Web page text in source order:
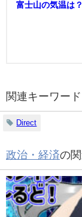
富士山の気温は？
関連キーワード
Direct
政治・経済の